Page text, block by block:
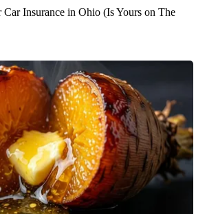
Insurance in Ohio (Is Yours on The